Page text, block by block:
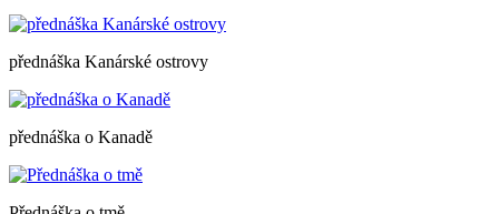
přednáška Kanárské ostrovy
přednáška o Kanadě